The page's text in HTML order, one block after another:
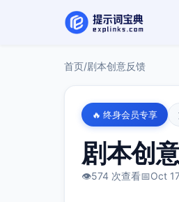
首页/剧本创意反馈
🔥 终身会员专享
剧本创
👁️574 次查看📅Oct